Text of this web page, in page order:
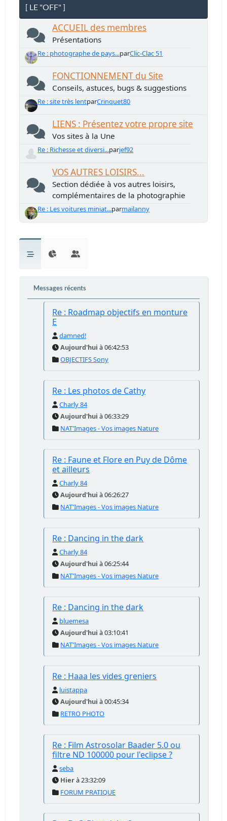
[ LE "OFF" ]
ACCUEIL des membres
Présentations
Re : photographe de pays...parClic-Clac 51
FONCTIONNEMENT du Site
Conseils, astuces, bugs & suggestions
Re : site très lentparCrinquet80
LIENS : Présentez votre propre site
Vos sites à la Une
Re : Richesse et diversi...parjef92
VOS AUTRES LOISIRS...
Section dédiée à vos autres loisirs,
complémentaires de la photographie
Re : Les voitures miniat...parmailanny
Messages récents
Re : Roadmap objectifs en monture
E
damned!
Aujourd'hui à 06:42:53
OBJECTIFS Sony
Re : Les photos de Cathy
Charly 84
Aujourd'hui à 06:33:29
NAT'Images - Vos images Nature
Re : Faune et Flore en Puy de Dôme
et ailleurs
Charly 84
Aujourd'hui à 06:26:27
NAT'Images - Vos images Nature
Re : Dancing in the dark
Charly 84
Aujourd'hui à 06:25:44
NAT'Images - Vos images Nature
Re : Dancing in the dark
bluemesa
Aujourd'hui à 03:10:41
NAT'Images - Vos images Nature
Re : Haaa les vides greniers
luistappa
Aujourd'hui à 00:45:34
RETRO PHOTO
Re : Film Astrosolar Baader 5.0 ou
filtre ND 100000 pour l'eclipse ?
seba
Hierà 23:32:09
FORUM PRATIQUE